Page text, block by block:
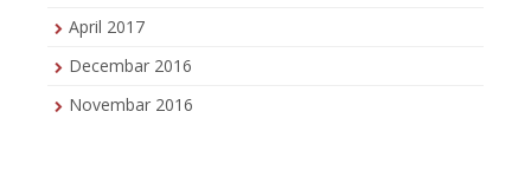
April 2017
Decembar 2016
Novembar 2016